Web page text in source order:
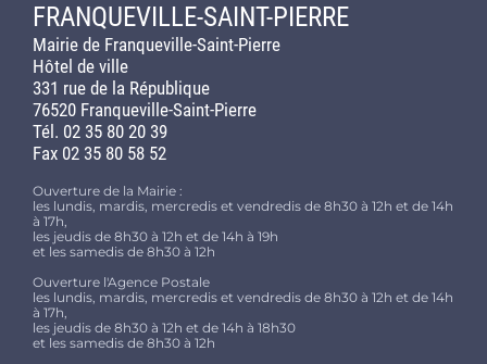
FRANQUEVILLE-SAINT-PIERRE
Mairie de Franqueville-Saint-Pierre
Hôtel de ville
331 rue de la République
76520 Franqueville-Saint-Pierre
Tél. 02 35 80 20 39
Fax 02 35 80 58 52
Ouverture de la Mairie :
les lundis, mardis, mercredis et vendredis de 8h30 à 12h et de 14h
à 17h,
les jeudis de 8h30 à 12h et de 14h à 19h
et les samedis de 8h30 à 12h
Ouverture l'Agence Postale
les lundis, mardis, mercredis et vendredis de 8h30 à 12h et de 14h
à 17h,
les jeudis de 8h30 à 12h et de 14h à 18h30
et les samedis de 8h30 à 12h